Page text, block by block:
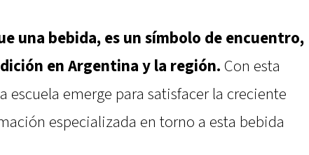
una bebida, es un símbolo de encuentro,
en Argentina y la región. Con esta
escuela emerge para satisfacer la creciente
especializada en torno a esta bebida